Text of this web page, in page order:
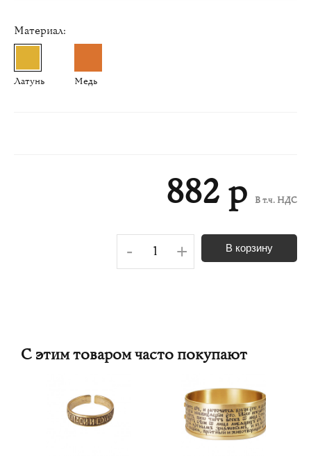
Материал:
Латунь Медь
882 р В т.ч. НДС
- + В корзину
С этим товаром часто покупают